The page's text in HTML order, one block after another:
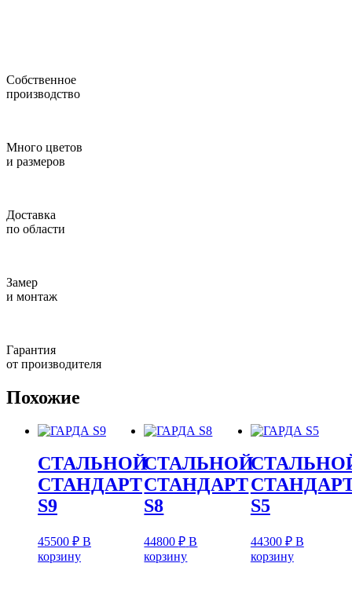
Собственное
производство
Много цветов
и размеров
Доставка
по области
Замер
и монтаж
Гарантия
от производителя
Похожие
СТАЛЬНОЙ
СТАНДАРТ
S9
45500 ₽ В
корзину
СТАЛЬНОЙ
СТАНДАРТ
S8
44800₽ В
корзину
S5
44300 ₽ В
корзину